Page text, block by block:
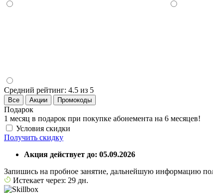
Средний рейтинг: 4.5 из 5
Все Акции Промокоды
Подарок
1 месяц в подарок при покупке абонемента на 6 месяцев!
Условия скидки
Получить скидку
Акция действует до: 05.09.2026
Запишись на пробное занятие, дальнейшую информацию
Истекает через: 29 дн.